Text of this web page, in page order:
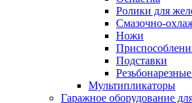
Ролики для
Смазочно-
Ножи
Подставки
Мультипликаторы
Гаражное оборудование